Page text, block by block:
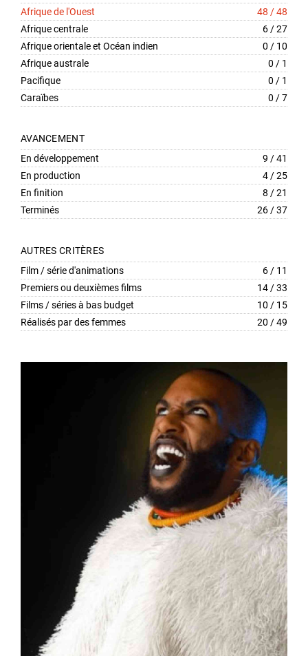
Afrique de l'Ouest
48 / 48
Afrique centrale
6 / 27
Afrique orientale et Océan indien
0 / 10
Afrique australe
0 / 1
Pacifique
0 / 1
Caraïbes
0 / 7
AVANCEMENT
En développement
9 / 41
En production
4 / 25
En finition
8 / 21
Terminés
26 / 37
AUTRES CRITÈRES
Film / série d'animations
6 / 11
Premiers ou deuxièmes films
14 / 33
Films / séries à bas budget
10 / 15
Réalisés par des femmes
20 / 49